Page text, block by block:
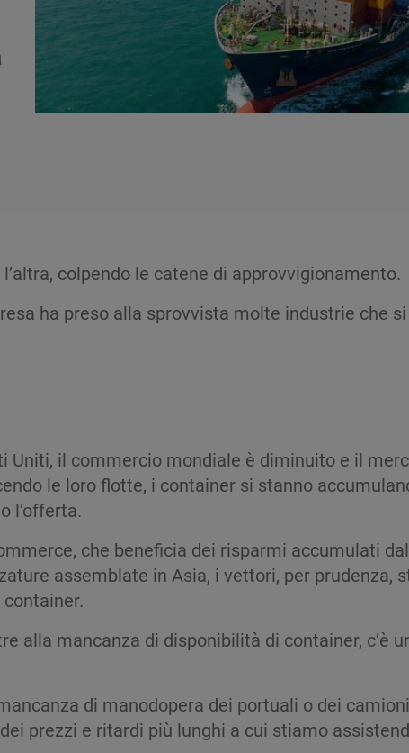
colpendo le catene di approvvigionamento.
ha preso alla sprovvista molte industrie che
Uniti, il commercio mondiale è diminuito e il
le loro flotte, i container si stanno
l’offerta.
che beneficia dei risparmi accumulati
assemblate in Asia, i vettori, per prudenza,
alla mancanza di disponibilità di container, c’è
di manodopera dei portuali o dei
prezzi e ritardi più lunghi a cui stiamo